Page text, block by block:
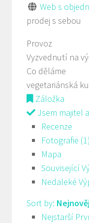
Web s
prodej s sebou
Provoz
Vyzvednutí na
Co děláme
vegetariánská
Záložka
Jsem majitel
Recenze
Fotografie (1)
Mapa
Související
Nedaleké
Sort by:
Nejstarší